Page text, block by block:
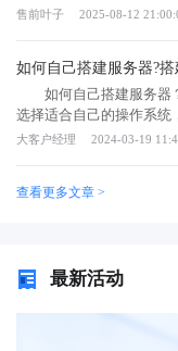
你是一名网站管理员，建
务器运行自己的应用程序
戏玩家而言，他们可以
建立好的游戏服务器
强大的计算和分析能力。
器也可以用来建立团队合
问自己的设备，例如家庭
要数据。建立一台可靠
文将详细介绍搭建服务器
通的台式电脑可能就足够
那么可能需要一台专业
内存、硬盘和网络接口。
大小影响多任务处理的效
Server。Linux 是一种开
求选择合适的版本，并按
IP 地址、子网掩码、网
售前叶子 2025-08-12
如何自己搭建服务器?
如何自己搭建服务器？
选择适合自己的操作系统
内存、存储等配置，有
和高安全性等特点，服务
电源等。 选择操作系统
件环境。根据需求安装
大客户经理 2024-03-19
查看更多文章 >
最新活动